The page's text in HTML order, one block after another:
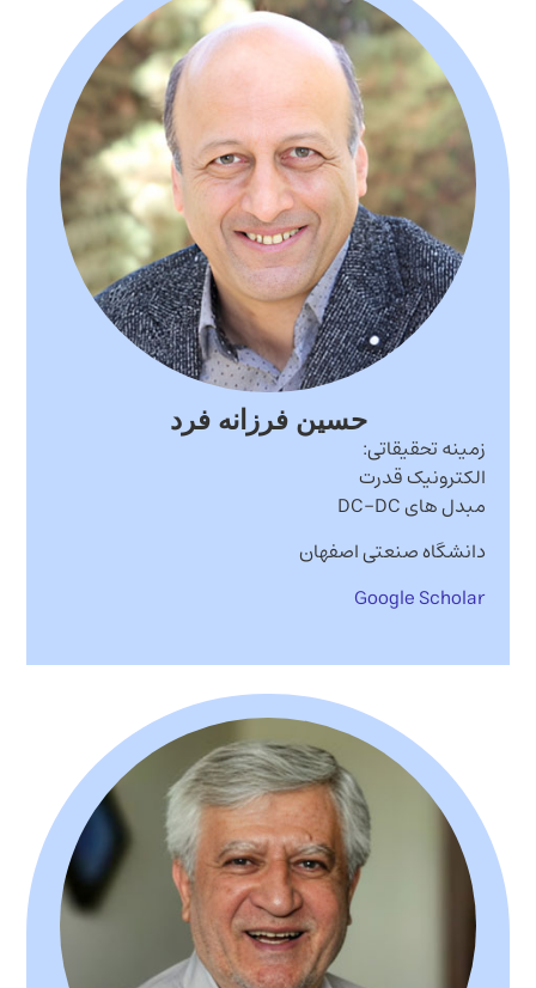
حسین فرزانه فرد
زمینه تحقیقاتی:
الکترونیک قدرت
مبدل های DC-DC
دانشگاه صنعتی اصفهان
Google Scholar